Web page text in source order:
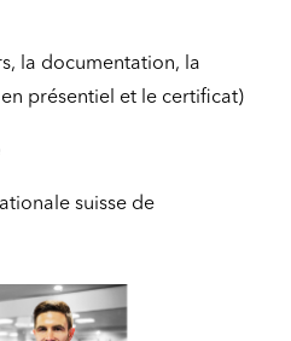
la documentation, la
présentiel et le certificat)
suisse de